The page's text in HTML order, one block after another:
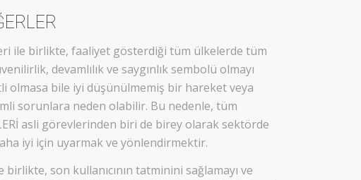
ile birlikte, faaliyet gösterdiği tüm ülkelerde tüm
devamlılık ve saygınlık sembolü olmayı
olmasa bile iyi düşünülmemiş bir hareket veya
sorunlara neden olabilir. Bu nedenle, tüm
asli görevlerinden biri de birey olarak sektörde
iyi için uyarmak ve yönlendirmektir.
birlikte, son kullanıcının tatminini sağlamayı ve